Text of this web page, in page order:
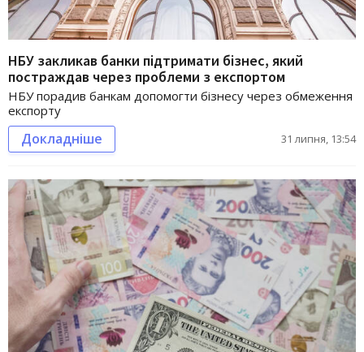
НБУ закликав банки підтримати бізнес, який
постраждав через проблеми з експортом
НБУ порадив банкам допомогти бізнесу через обмеження
експорту
Докладніше 31 липня, 13:54